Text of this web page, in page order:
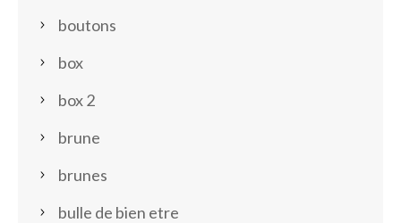
boutons
box
box 2
brune
brunes
bulle de bien etre